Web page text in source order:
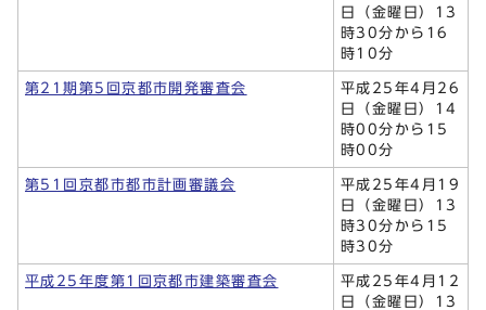
日（金曜日）13
時30分から16
時10分
第21期第5回京都市開発審査会
平成25年4月26
日（金曜日）14
時00分から15
時00分
第51回京都市都市計画審議会
平成25年4月19
日（金曜日）13
時30分から15
時30分
平成25年度第1回京都市建築審査会
平成25年4月12
日（金曜日）13